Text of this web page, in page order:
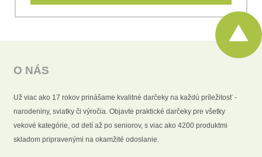
O NÁS
Už viac ako 17 rokov prinášame kvalitné darčeky na každú príležitosť -
narodeniny, sviatky či výročia. Objavte praktické darčeky pre všetky
vekové kategórie, od detí až po seniorov, s viac ako 4200 produktmi
skladom pripravenými na okamžité odoslanie.